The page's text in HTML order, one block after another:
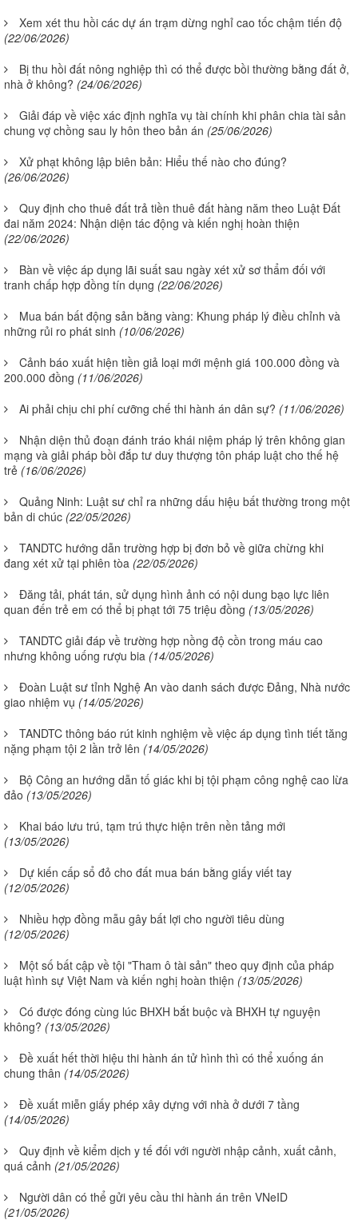
Xem xét thu hồi các dự án trạm dừng nghỉ cao tốc chậm tiến độ
(22/06/2026)
Bị thu hồi đất nông nghiệp thì có thể được bồi thường bằng đất ở,
nhà ở không? (24/06/2026)
Giải đáp về việc xác định nghĩa vụ tài chính khi phân chia tài sản
chung vợ chồng sau ly hôn theo bản án (25/06/2026)
Xử phạt không lập biên bản: Hiểu thế nào cho đúng?
(26/06/2026)
Quy định cho thuê đất trả tiền thuê đất hàng năm theo Luật Đất
đai năm 2024: Nhận diện tác động và kiến nghị hoàn thiện
(22/06/2026)
Bàn về việc áp dụng lãi suất sau ngày xét xử sơ thẩm đối với
tranh chấp hợp đồng tín dụng (22/06/2026)
Mua bán bất động sản bằng vàng: Khung pháp lý điều chỉnh và
những rủi ro phát sinh (10/06/2026)
Cảnh báo xuất hiện tiền giả loại mới mệnh giá 100.000 đồng và
200.000 đồng (11/06/2026)
Ai phải chịu chi phí cưỡng chế thi hành án dân sự? (11/06/2026)
Nhận diện thủ đoạn đánh tráo khái niệm pháp lý trên không gian
mạng và giải pháp bồi đắp tư duy thượng tôn pháp luật cho thế hệ
trẻ (16/06/2026)
Quảng Ninh: Luật sư chỉ ra những dấu hiệu bất thường trong một
bản di chúc (22/05/2026)
TANDTC hướng dẫn trường hợp bị đơn bỏ về giữa chừng khi
đang xét xử tại phiên tòa (22/05/2026)
Đăng tải, phát tán, sử dụng hình ảnh có nội dung bạo lực liên
quan đến trẻ em có thể bị phạt tới 75 triệu đồng (13/05/2026)
TANDTC giải đáp về trường hợp nồng độ cồn trong máu cao
nhưng không uống rượu bia (14/05/2026)
Đoàn Luật sư tỉnh Nghệ An vào danh sách được Đảng, Nhà nước
giao nhiệm vụ (14/05/2026)
TANDTC thông báo rút kinh nghiệm về việc áp dụng tình tiết tăng
nặng phạm tội 2 lần trở lên (14/05/2026)
Bộ Công an hướng dẫn tố giác khi bị tội phạm công nghệ cao lừa
đảo (13/05/2026)
Khai báo lưu trú, tạm trú thực hiện trên nền tảng mới
(13/05/2026)
Dự kiến cấp sổ đỏ cho đất mua bán bằng giấy viết tay
(12/05/2026)
Nhiều hợp đồng mẫu gây bất lợi cho người tiêu dùng
(12/05/2026)
Một số bất cập về tội "Tham ô tài sản" theo quy định của pháp
luật hình sự Việt Nam và kiến nghị hoàn thiện (13/05/2026)
Có được đóng cùng lúc BHXH bắt buộc và BHXH tự nguyện
không? (13/05/2026)
Đề xuất hết thời hiệu thi hành án tử hình thì có thể xuống án
chung thân (14/05/2026)
Đề xuất miễn giấy phép xây dựng với nhà ở dưới 7 tầng
(14/05/2026)
Quy định về kiểm dịch y tế đối với người nhập cảnh, xuất cảnh,
quá cảnh (21/05/2026)
Người dân có thể gửi yêu cầu thi hành án trên VNeID
(21/05/2026)